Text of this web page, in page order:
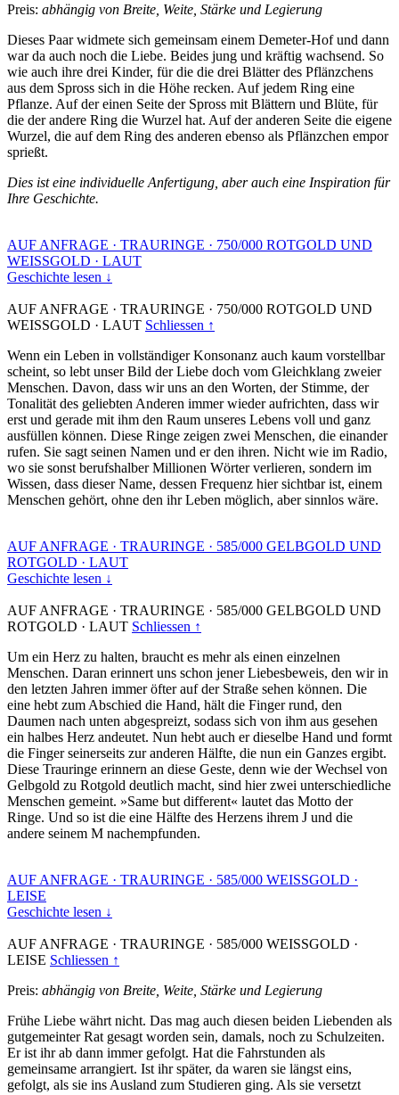
Preis: abhängig von Breite, Weite, Stärke und Legierung
Dieses Paar widmete sich gemeinsam einem Demeter-Hof und dann
war da auch noch die Liebe. Beides jung und kräftig wachsend. So
wie auch ihre drei Kinder, für die die drei Blätter des Pflänzchens
aus dem Spross sich in die Höhe recken. Auf jedem Ring eine
Pflanze. Auf der einen Seite der Spross mit Blättern und Blüte, für
die der andere Ring die Wurzel hat. Auf der anderen Seite die eigene
Wurzel, die auf dem Ring des anderen ebenso als Pflänzchen empor
sprießt.
Dies ist eine individuelle Anfertigung, aber auch eine Inspiration für
Ihre Geschichte.
AUF ANFRAGE · TRAURINGE · 750/000 ROTGOLD UND
WEISSGOLD · LAUT
Geschichte lesen ↓
AUF ANFRAGE · TRAURINGE · 750/000 ROTGOLD UND
WEISSGOLD · LAUT Schliessen ↑
Wenn ein Leben in vollständiger Konsonanz auch kaum vorstellbar
scheint, so lebt unser Bild der Liebe doch vom Gleichklang zweier
Menschen. Davon, dass wir uns an den Worten, der Stimme, der
Tonalität des geliebten Anderen immer wieder aufrichten, dass wir
erst und gerade mit ihm den Raum unseres Lebens voll und ganz
ausfüllen können. Diese Ringe zeigen zwei Menschen, die einander
rufen. Sie sagt seinen Namen und er den ihren. Nicht wie im Radio,
wo sie sonst berufshalber Millionen Wörter verlieren, sondern im
Wissen, dass dieser Name, dessen Frequenz hier sichtbar ist, einem
Menschen gehört, ohne den ihr Leben möglich, aber sinnlos wäre.
AUF ANFRAGE · TRAURINGE · 585/000 GELBGOLD UND
ROTGOLD · LAUT
Geschichte lesen ↓
AUF ANFRAGE · TRAURINGE · 585/000 GELBGOLD UND
ROTGOLD · LAUT Schliessen ↑
Um ein Herz zu halten, braucht es mehr als einen einzelnen
Menschen. Daran erinnert uns schon jener Liebesbeweis, den wir in
den letzten Jahren immer öfter auf der Straße sehen können. Die
eine hebt zum Abschied die Hand, hält die Finger rund, den
Daumen nach unten abgespreizt, sodass sich von ihm aus gesehen
ein halbes Herz andeutet. Nun hebt auch er dieselbe Hand und formt
die Finger seinerseits zur anderen Hälfte, die nun ein Ganzes ergibt.
Diese Trauringe erinnern an diese Geste, denn wie der Wechsel von
Gelbgold zu Rotgold deutlich macht, sind hier zwei unterschiedliche
Menschen gemeint. »Same but different« lautet das Motto der
Ringe. Und so ist die eine Hälfte des Herzens ihrem J und die
andere seinem M nachempfunden.
AUF ANFRAGE · TRAURINGE · 585/000 WEISSGOLD ·
LEISE
Geschichte lesen ↓
AUF ANFRAGE · TRAURINGE · 585/000 WEISSGOLD ·
LEISE Schliessen ↑
Preis: abhängig von Breite, Weite, Stärke und Legierung
Frühe Liebe währt nicht. Das mag auch diesen beiden Liebenden als
gutgemeinter Rat gesagt worden sein, damals, noch zu Schulzeiten.
Er ist ihr ab dann immer gefolgt. Hat die Fahrstunden als
gemeinsame arrangiert. Ist ihr später, da waren sie längst eins,
gefolgt, als sie ins Ausland zum Studieren ging. Als sie versetzt